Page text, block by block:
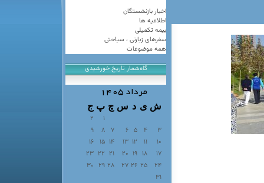
اجتماعی
شمیرانات
اخبار بازنشستگان
اطلاعیه ها
بیمه تکمیلی
سفرهای زیارتی ، سیاحتی
همه موضوعات
گاه‌شمار تاریخ خورشیدی
مرداد ۱۴۰۵
ش ی د س چ پ ج
1
2
3
4
5
6
7
8
9
10
11
12
13
14
15
16
17
18
19
20
21
22
23
24
25
26
27
28
29
30
31